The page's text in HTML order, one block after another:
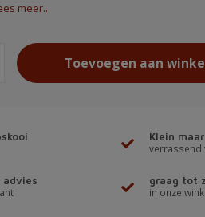
meer..
Toevoegen aan
Klein maar
verrassend
advies
graag tot
in onze